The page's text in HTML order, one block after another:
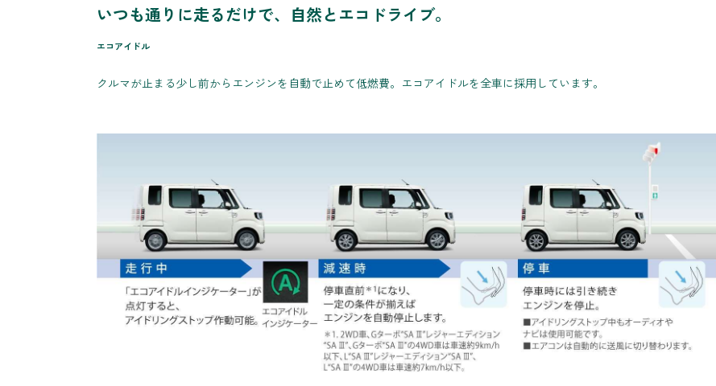
いつも通りに走るだけで、自然とエコドライブ。
エコアイドル
クルマが止まる少し前からエンジンを自動で止めて低燃費。エコアイドルを全車に採用しています。